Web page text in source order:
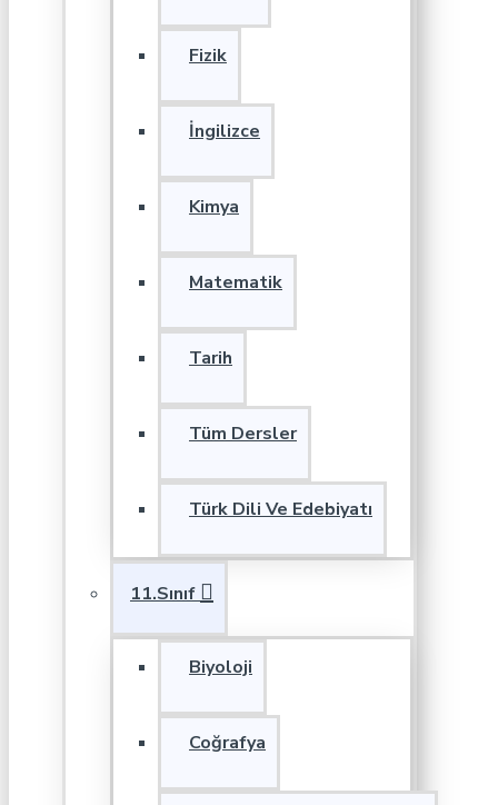
Fizik
İngilizce
Kimya
Matematik
Tarih
Tüm Dersler
Türk Dili Ve Edebiyatı
11.Sınıf
Biyoloji
Coğrafya